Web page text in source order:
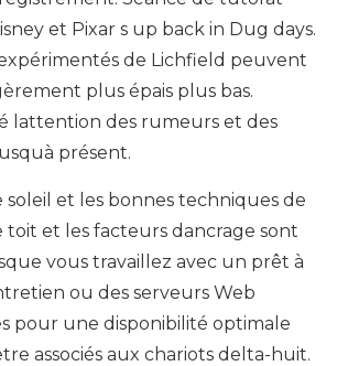
et Pixar s up back in Dug days.
de Lichfield peuvent
plus épais plus bas.
lattention des rumeurs et des
présent.
soleil et les bonnes techniques de
toit et les facteurs dancrage sont
vous travaillez avec un prêt à
ou des serveurs Web
pour une disponibilité optimale
associés aux chariots delta-huit.